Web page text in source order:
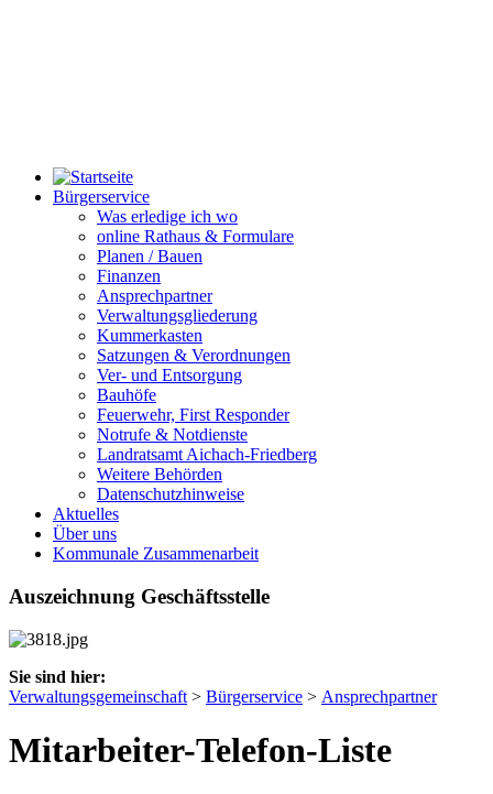
Bürgerservice
Was erledige ich wo
online Rathaus & Formulare
Planen / Bauen
Finanzen
Ansprechpartner
Verwaltungsgliederung
Kummerkasten
Satzungen & Verordnungen
Ver- und Entsorgung
Bauhöfe
Feuerwehr, First Responder
Notrufe & Notdienste
Landratsamt Aichach-Friedberg
Weitere Behörden
Datenschutzhinweise
Aktuelles
Über uns
Kommunale Zusammenarbeit
Auszeichnung Geschäftsstelle
Sie sind hier:
Verwaltungsgemeinschaft > Bürgerservice > Ansprechpartner
Mitarbeiter-Telefon-Liste